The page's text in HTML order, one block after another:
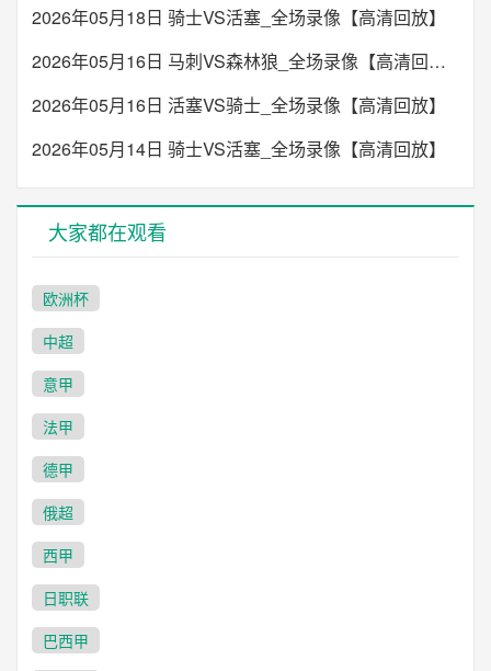
2026年05月18日 骑士VS活塞_全场录像【高清回放】
2026年05月16日 马刺VS森林狼_全场录像【高清回放】
2026年05月16日 活塞VS骑士_全场录像【高清回放】
2026年05月14日 骑士VS活塞_全场录像【高清回放】
大家都在观看
欧洲杯
中超
意甲
法甲
德甲
俄超
西甲
日职联
巴西甲